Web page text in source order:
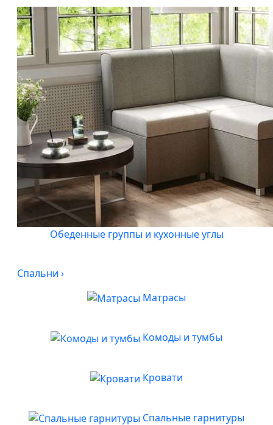
Обеденные группы и кухонные углы
Спальни ›
Матрасы
Комоды и тумбы
Кровати
Спальные гарнитуры